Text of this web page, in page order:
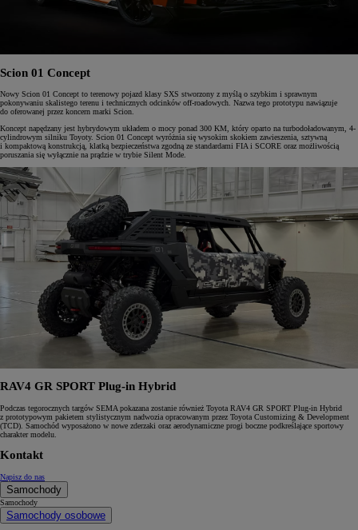
Scion 01 Concept
Nowy Scion 01 Concept to terenowy pojazd klasy SXS stworzony z myślą o szybkim i sprawnym
pokonywaniu skalistego terenu i technicznych odcinków off-roadowych. Nazwa tego prototypu nawiązuje
do oferowanej przez koncern marki Scion.
Koncept napędzany jest hybrydowym układem o mocy ponad 300 KM, który oparto na turbodoładowanym, 4-
cylindrowym silniku Toyoty. Scion 01 Concept wyróżnia się wysokim skokiem zawieszenia, sztywną
i kompaktową konstrukcją, klatką bezpieczeństwa zgodną ze standardami FIA i SCORE oraz możliwością
poruszania się wyłącznie na prądzie w trybie Silent Mode.
RAV4 GR SPORT Plug-in Hybrid
Podczas tegorocznych targów SEMA pokazana zostanie również Toyota RAV4 GR SPORT Plug-in Hybrid
z prototypowym pakietem stylistycznym nadwozia opracowanym przez Toyota Customizing & Development
(TCD). Samochód wyposażono w nowe zderzaki oraz aerodynamiczne progi boczne podkreślające sportowy
charakter modelu.
Kontakt
Napisz do nas
Samochody
Samochody
Samochody osobowe